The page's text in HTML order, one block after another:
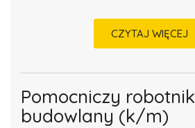
CZYTAJ WIĘCEJ
Pomocniczy robotnik
budowlany (k/m)